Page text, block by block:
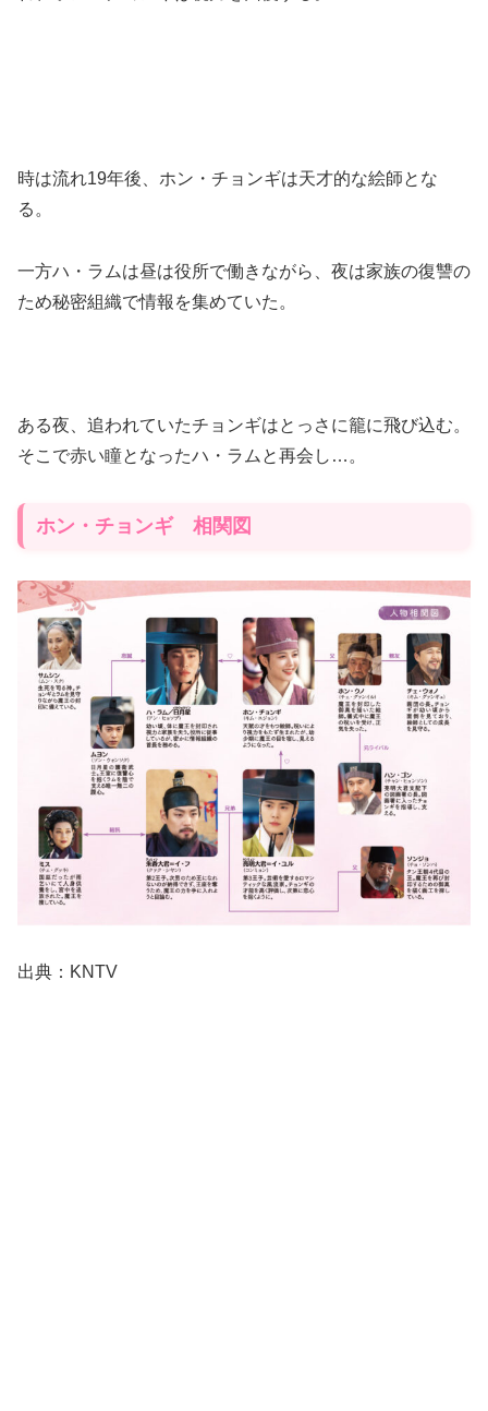
時は流れ19年後、ホン・チョンギは天才的な絵師とな
る。
一方ハ・ラムは昼は役所で働きながら、夜は家族の復讐の
ため秘密組織で情報を集めていた。
ある夜、追われていたチョンギはとっさに籠に飛び込む。
そこで赤い瞳となったハ・ラムと再会し…。
ホン・チョンギ 相関図
出典：KNTV